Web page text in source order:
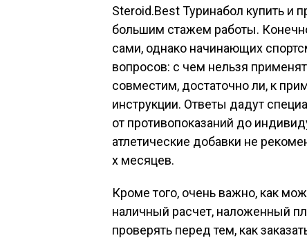
Steroid.Best Туринабол купить и
большим стажем работы.
сами, однако начинающих
вопросов: с чем нельзя
совместим, достаточно ли, к
инструкции. Ответы дадут
от противопоказаний до
атлетические добавки не
х месяцев.
Кроме того, очень важно, как
наличный расчет, наложенный
проверять перед тем, как